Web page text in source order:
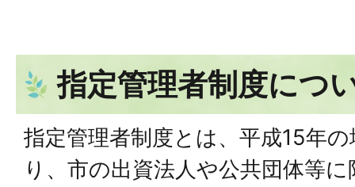
指定管理者制度につ
指定管理者制度とは、平成15年
り、市の出資法人や公共団体等